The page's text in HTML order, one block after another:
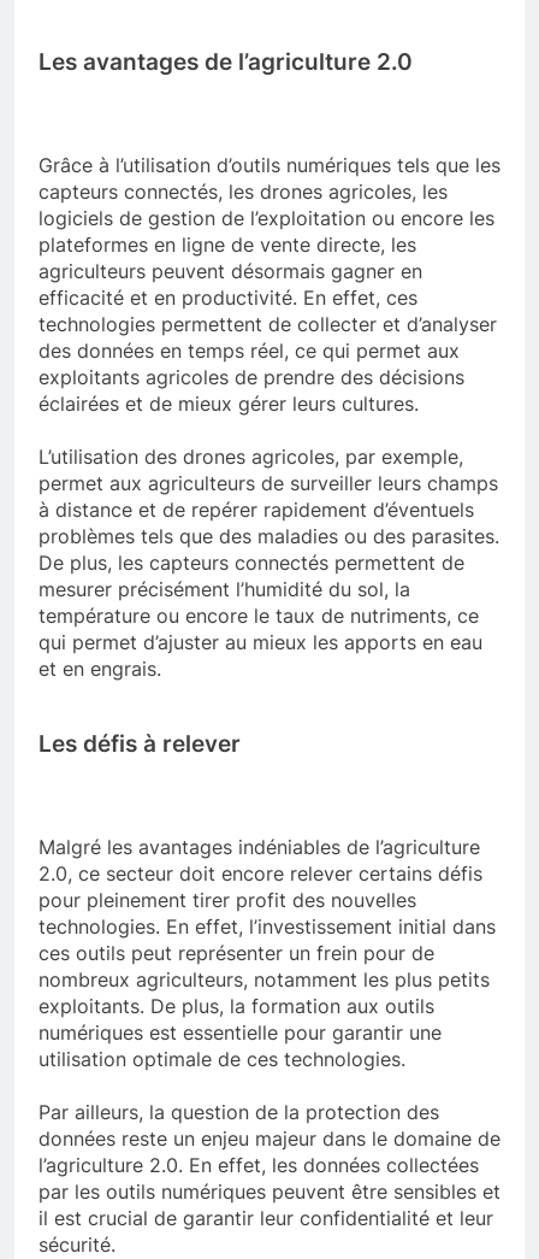
Les avantages de l’agriculture 2.0
Grâce à l’utilisation d’outils numériques tels que les
capteurs connectés, les drones agricoles, les
logiciels de gestion de l’exploitation ou encore les
plateformes en ligne de vente directe, les
agriculteurs peuvent désormais gagner en
efficacité et en productivité. En effet, ces
technologies permettent de collecter et d’analyser
des données en temps réel, ce qui permet aux
exploitants agricoles de prendre des décisions
éclairées et de mieux gérer leurs cultures.
L’utilisation des drones agricoles, par exemple,
permet aux agriculteurs de surveiller leurs champs
à distance et de repérer rapidement d’éventuels
problèmes tels que des maladies ou des parasites.
De plus, les capteurs connectés permettent de
mesurer précisément l’humidité du sol, la
température ou encore le taux de nutriments, ce
qui permet d’ajuster au mieux les apports en eau
et en engrais.
Les défis à relever
Malgré les avantages indéniables de l’agriculture
2.0, ce secteur doit encore relever certains défis
pour pleinement tirer profit des nouvelles
technologies. En effet, l’investissement initial dans
ces outils peut représenter un frein pour de
nombreux agriculteurs, notamment les plus petits
exploitants. De plus, la formation aux outils
numériques est essentielle pour garantir une
utilisation optimale de ces technologies.
Par ailleurs, la question de la protection des
données reste un enjeu majeur dans le domaine de
l’agriculture 2.0. En effet, les données collectées
par les outils numériques peuvent être sensibles et
il est crucial de garantir leur confidentialité et leur
sécurité.